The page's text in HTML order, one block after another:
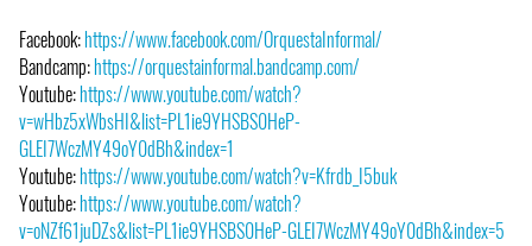
Facebook:https://www.facebook.com/OrquestaInformal/
Bandcamp:https://orquestainformal.bandcamp.com/
Youtube:https://www.youtube.com/watch?
v=wHbz5xWbsHI&list=PL1ie9YHSBS0HeP-
GLEI7WczMY49oY0dBh&index=1
Youtube:https://www.youtube.com/watch?v=Kfrdb_I5buk
Youtube:https://www.youtube.com/watch?
v=oNZf61juDZs&list=PL1ie9YHSBS0HeP-GLEI7WczMY49oY0dBh&index=5